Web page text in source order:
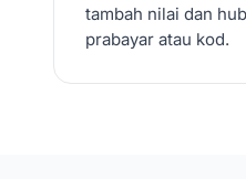
tambah nilai dan
prabayar atau kod.